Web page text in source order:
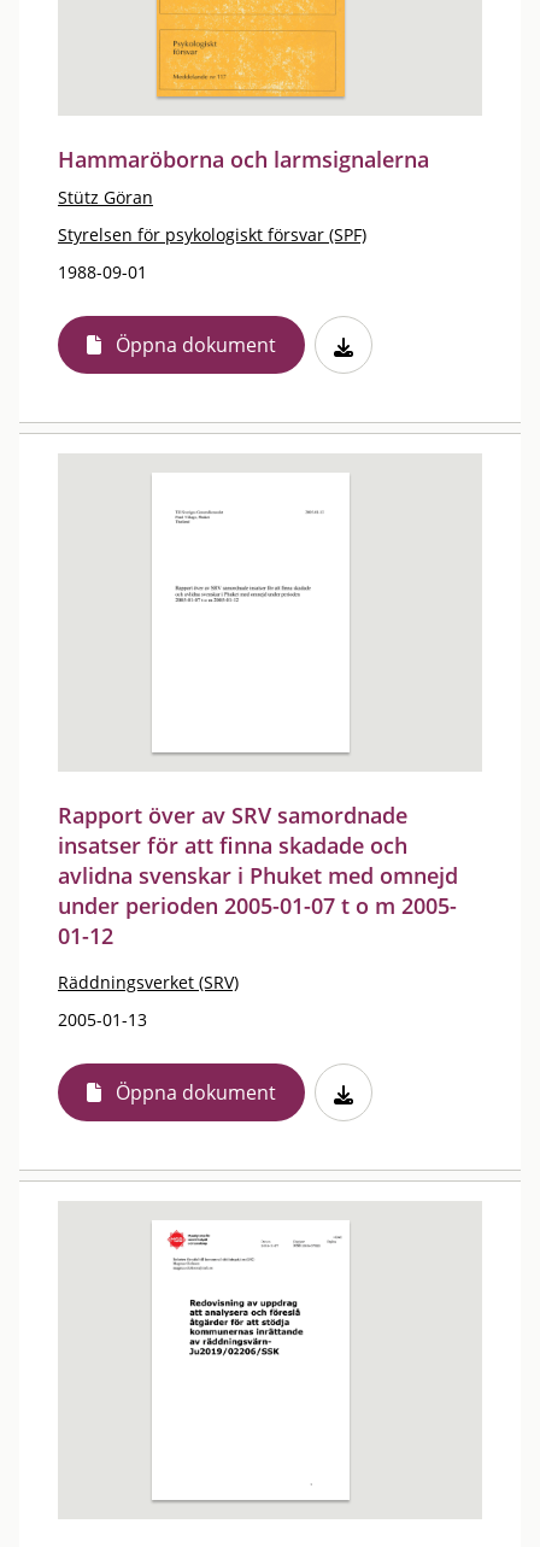
Hammaröborna och larmsignalerna
Stütz Göran
Styrelsen för psykologiskt försvar (SPF)
1988-09-01
Öppna dokument
Rapport över av SRV samordnade
insatser för att finna skadade och
avlidna svenskar i Phuket med omnejd
under perioden 2005-01-07 t o m 2005-
01-12
Räddningsverket (SRV)
2005-01-13
Öppna dokument